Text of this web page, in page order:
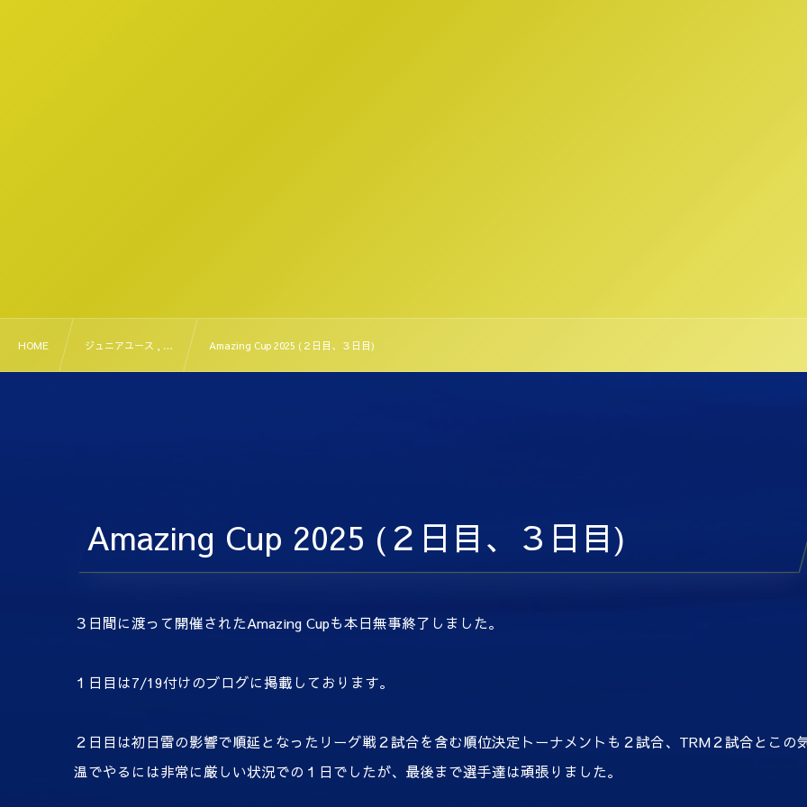
HOME ジュニアユース , … Amazing Cup 2025 (２日目、３日目)
Amazing Cup 2025 (２日目、３日目)
３日間に渡って開催されたAmazing Cupも本日無事終了しました。
１日目は7/19付けのブログに掲載しております。
２日目は初日雷の影響で順延となったリーグ戦２試合を含む順位決定トーナメントも２試合、TRM２試合とこの
温でやるには非常に厳しい状況での１日でしたが、最後まで選手達は頑張りました。